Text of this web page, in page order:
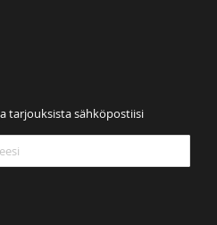
tarjouksista sähköpostiisi